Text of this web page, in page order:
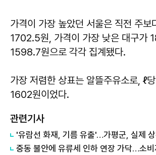
가격이 가장 높았던 서울은 직전 주
1702.5원, 가격이 가장 낮은 대구가
1598.7원으로 각각 집계됐다.
가장 저렴한 상표는 알뜰주유소로, ℓ
1602원이었다.
관련기사